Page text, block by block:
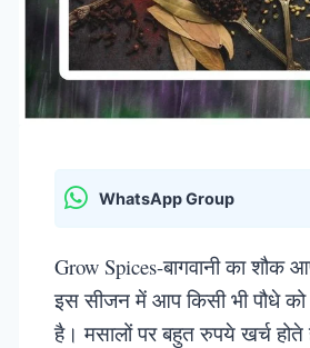
WhatsApp Group
Grow Spices-बागवानी का
इस सीजन में आप किसी भी पौधे
है। मसालों पर बहुत रुपये खर्च